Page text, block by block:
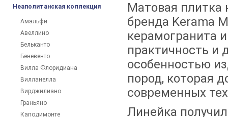
Неаполитанская коллекция
Амальфи
Авеллино
Бельканто
Беневенто
Вилла Флоридиана
Вилланелла
Вирджилиано
Граньяно
Каподимонте
Матовая плитка
бренда Kerama
керамогранита
практичность и
особенностью
пород, которая
современных
Линейка